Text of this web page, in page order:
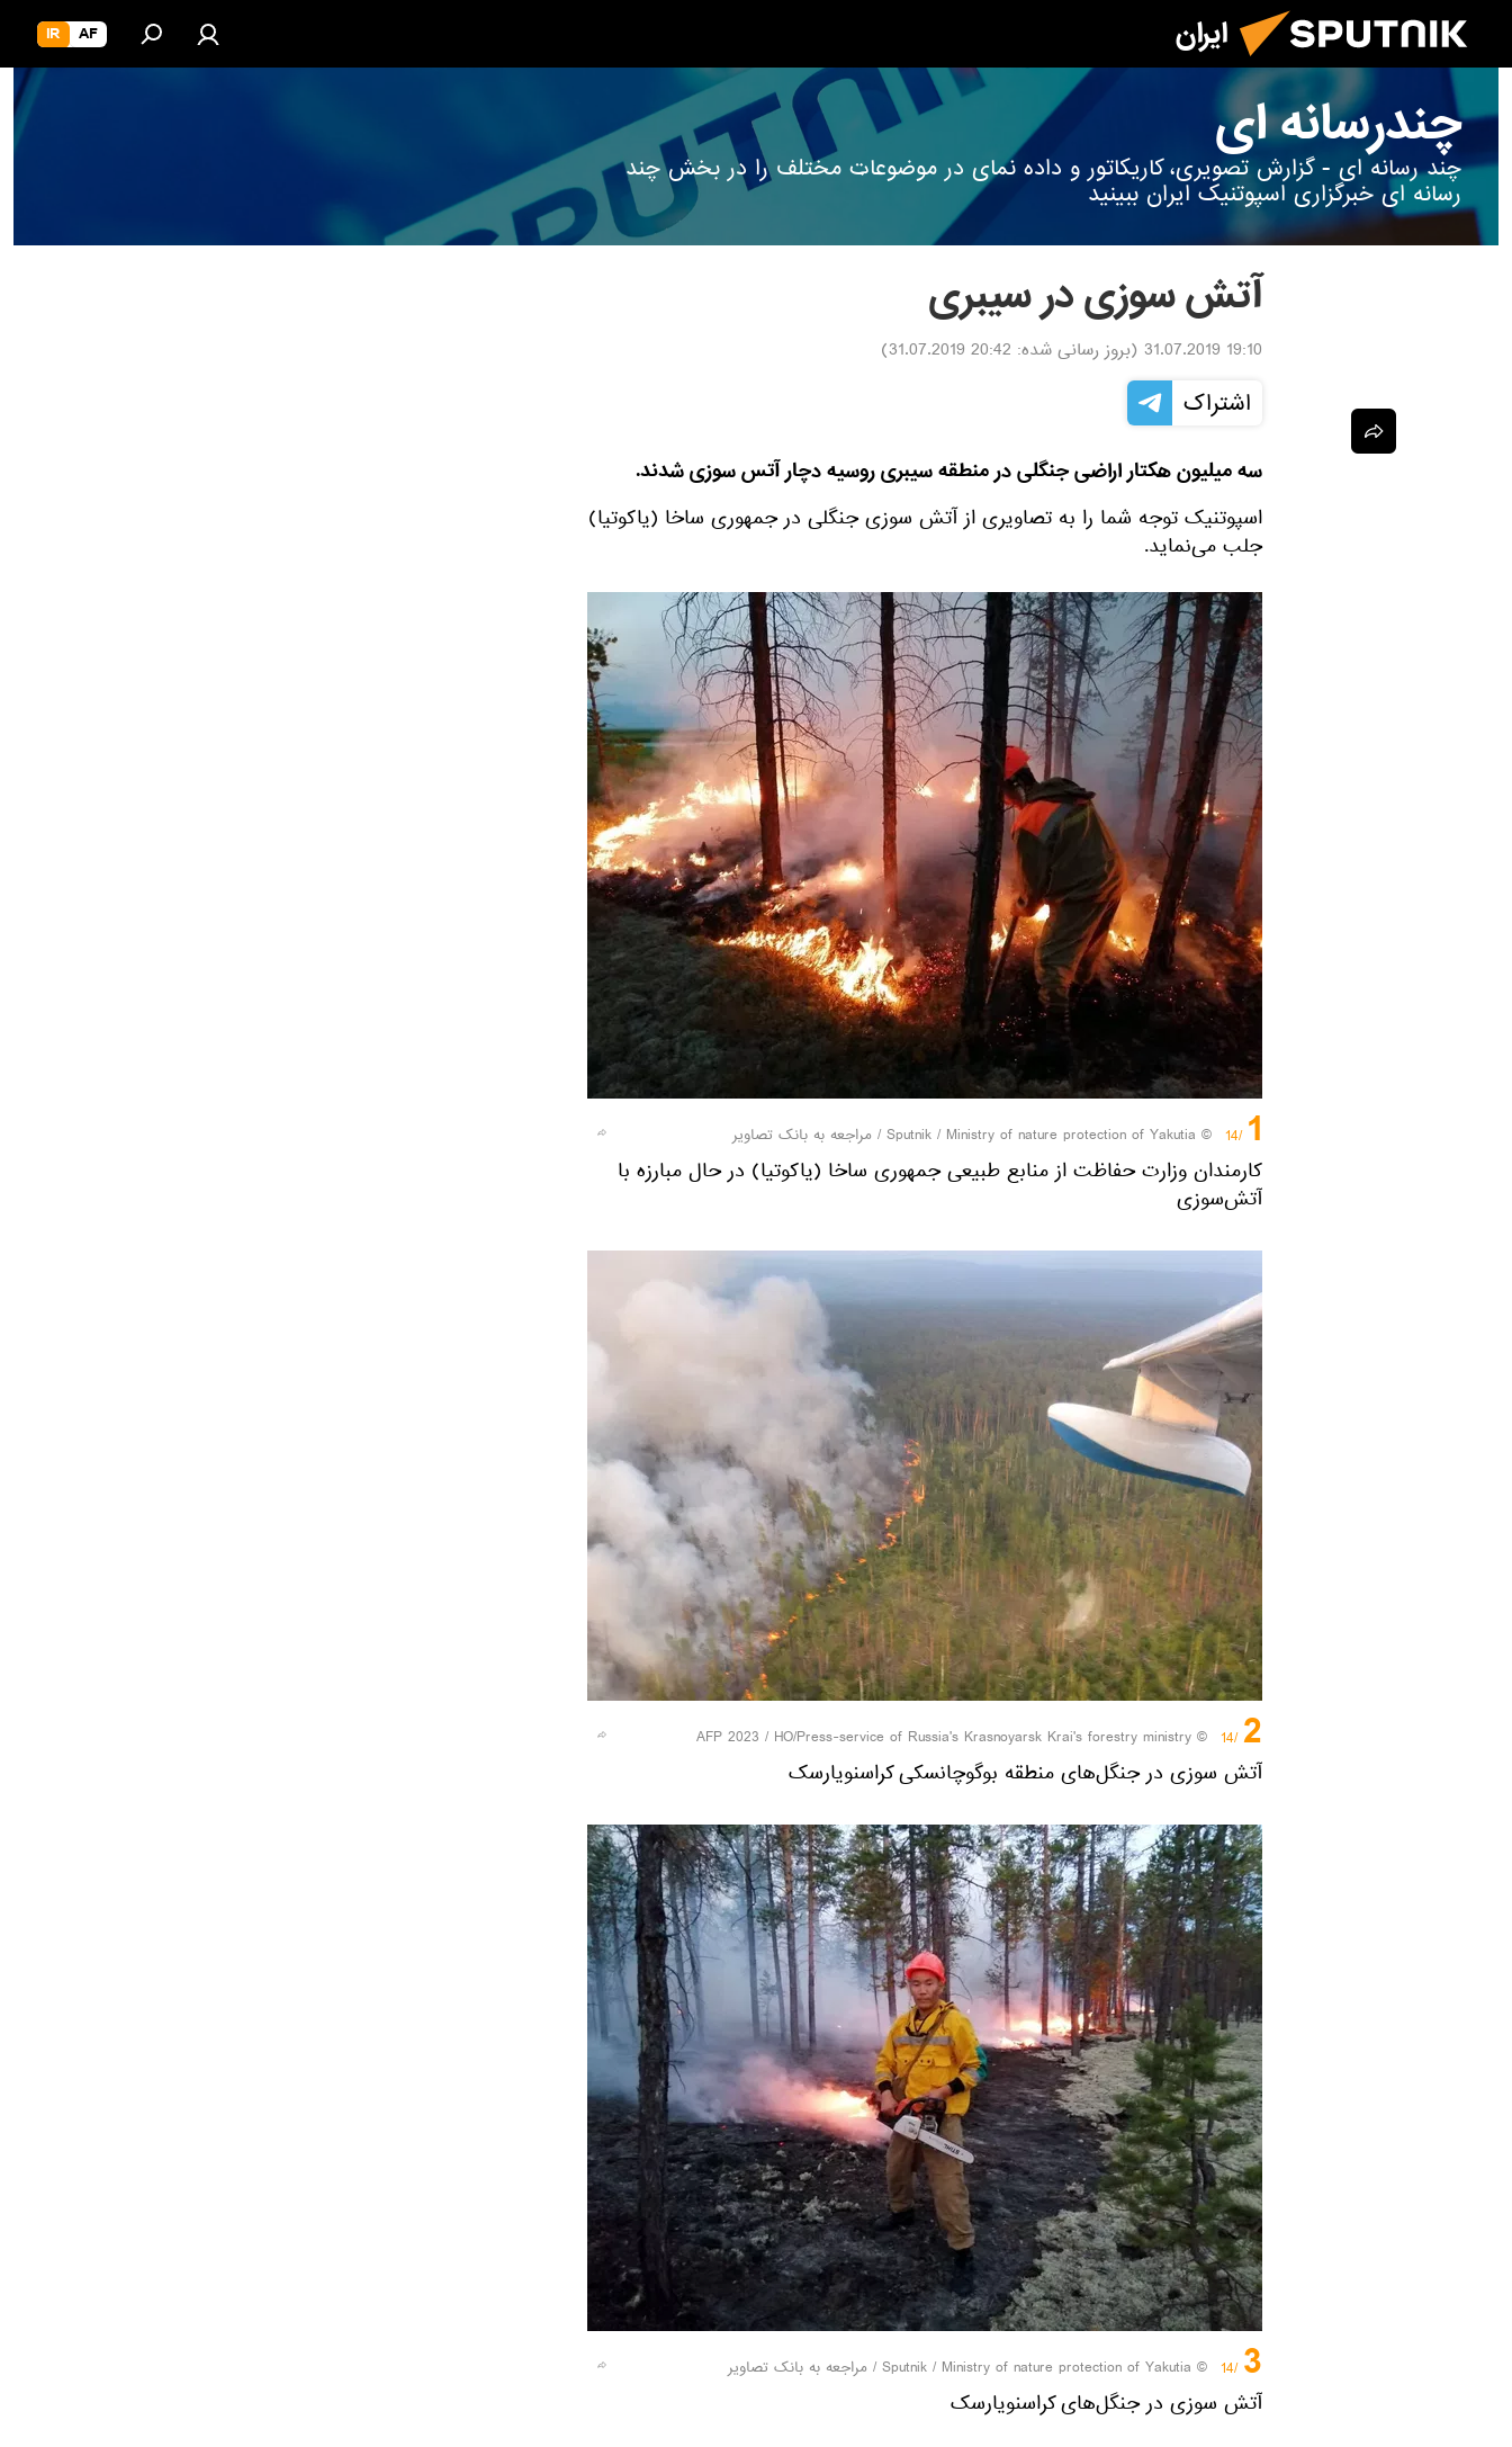
ایران AF
IR
چندرسانه ای
چند رسانه ای - گزارش تصویری، کاریکاتور و داده نمای در موضوعات مختلف را در بخش چند
رسانه ای خبرگزاری اسپوتنیک ایران ببینید
آتش سوزی در سیبری
19:10 31.07.2019 (بروز رسانی شده: 20:42 31.07.2019
)
اشتراک
سه میلیون هکتار اراضی جنگلی در منطقه سیبری روسیه دچار آتس سوزی شدند.
اسپوتنیک توجه شما را به تصاویری از آتش سوزی جنگلی در جمهوری ساخا (یاکوتیا)
جلب می‌نماید.
1
/14
© Sputnik / Ministry of nature protection of Yakutia
/ مراجعه به بانک تصاویر
کارمندان وزارت حفاظت از منابع طبیعی جمهوری ساخا (یاکوتیا) در حال مبارزه با
آتش‌سوزی
2
/14
© AFP 2023 / HO/Press-service of Russia's Krasnoyarsk Krai's forestry ministry
آتش سوزی در جنگل‌های منطقه بوگوچانسکی کراسنویارسک
3
/14
© Sputnik / Ministry of nature protection of Yakutia
/ مراجعه به بانک تصاویر
آتش سوزی در جنگل‌های کراسنویارسک